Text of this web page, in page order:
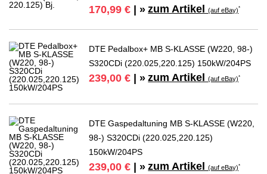
170,99 € | » zum Artikel(auf eBay)*
DTE Pedalbox+ MB S-KLASSE (W220, 98-)
S320CDi (220.025,220.125) 150kW/204PS
239,00 € | » zum Artikel(auf eBay)*
DTE Gaspedaltuning MB S-KLASSE (W220,
98-) S320CDi (220.025,220.125)
150kW/204PS
239,00 € | » zum Artikel(auf eBay)*